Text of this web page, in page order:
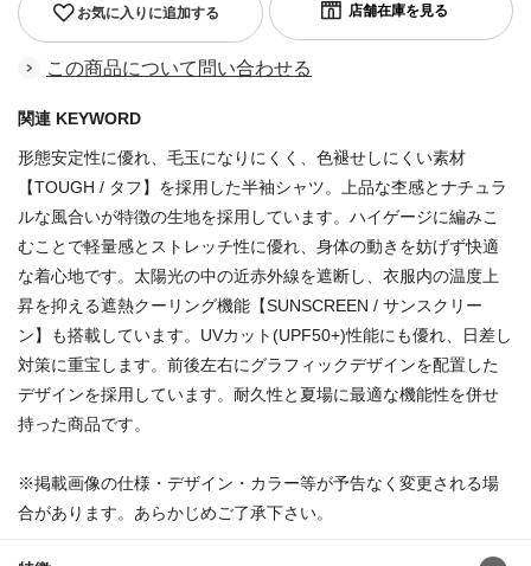
お気に入りに追加する
この商品について問い合わせる
関連 KEYWORD
形態安定性に優れ、毛玉になりにくく、色褪せしにくい素材
【TOUGH / タフ】を採用した半袖シャツ。上品な杢感とナチュラ
ルな風合いが特徴の生地を採用しています。ハイゲージに編みこ
むことで軽量感とストレッチ性に優れ、身体の動きを妨げず快適
な着心地です。太陽光の中の近赤外線を遮断し、衣服内の温度上
昇を抑える遮熱クーリング機能【SUNSCREEN / サンスクリー
ン】も搭載しています。UVカット(UPF50+)性能にも優れ、日差し
対策に重宝します。前後左右にグラフィックデザインを配置した
デザインを採用しています。耐久性と夏場に最適な機能性を併せ
持った商品です。
※掲載画像の仕様・デザイン・カラー等が予告なく変更される場
合があります。あらかじめご了承下さい。